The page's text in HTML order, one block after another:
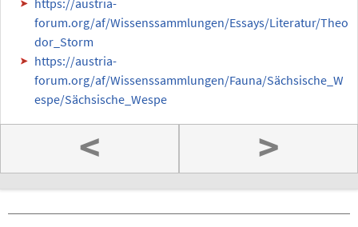
forum.org/af/Wissenssammlungen/Essays/Literatur/Theo
dor_Storm
https://austria-
forum.org/af/Wissenssammlungen/Fauna/Sächsische_W
espe/Sächsische_Wespe
< >